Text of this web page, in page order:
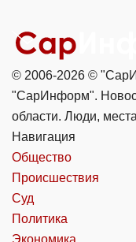
© 2006-2026 ©
"СарИнформ".
области. Люди,
Навигация
Общество
Происшествия
Суд
Политика
Экономика